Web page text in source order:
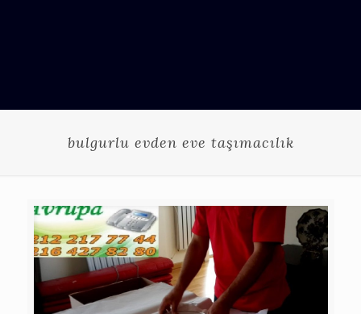
bulgurlu evden eve taşımacılık